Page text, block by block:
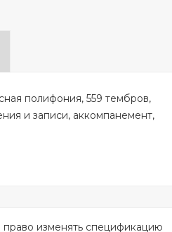
полифония, 559 тембров,
и записи, аккомпанемент,
право изменять спецификацию